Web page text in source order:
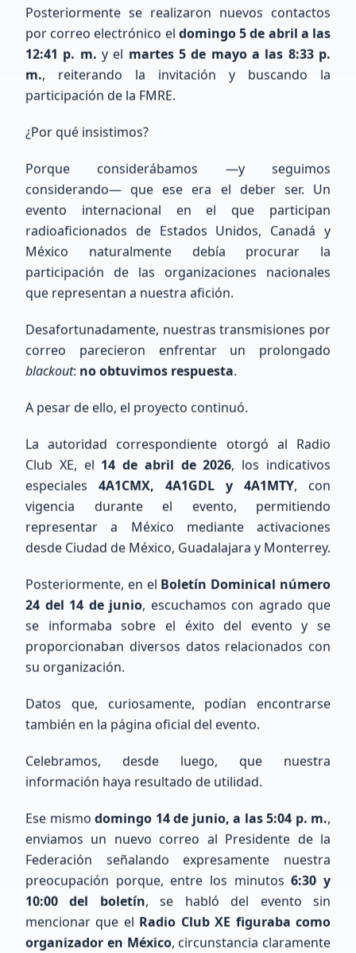
Recientes
Conoce a los entusiastas que se han unido a
nuestra red de radioaficionados a nivel nacional
e internacional.
174 miembros totales 0ubicados
174sin ubicación precisa
Ver Directorio
Mapa de Estaciones
Cargando mapa de ubicaciones...
Últimos Registros
Posteriormente se realizaron nuevos contactos
por correo electrónico el domingo 5 de abril a las
12:41 p. m. y el martes 5 de mayo a las 8:33 p.
m., reiterando la invitación y buscando la
participación de la FMRE.
¿Por qué insistimos?
Porque considerábamos —y seguimos
considerando— que ese era el deber ser. Un
evento internacional en el que participan
radioaficionados de Estados Unidos, Canadá y
México naturalmente debía procurar la
participación de las organizaciones nacionales
que representan a nuestra afición.
Desafortunadamente, nuestras transmisiones por
correo parecieron enfrentar un prolongado
blackout: no obtuvimos respuesta.
A pesar de ello, el proyecto continuó.
La autoridad correspondiente otorgó al Radio
Club XE, el 14 de abril de 2026, los indicativos
especiales 4A1CMX, 4A1GDL y 4A1MTY, con
vigencia durante el evento, permitiendo
representar a México mediante activaciones
desde Ciudad de México, Guadalajara y Monterrey.
Posteriormente, en el Boletín Dominical número
24 del 14 de junio, escuchamos con agrado que
se informaba sobre el éxito del evento y se
proporcionaban diversos datos relacionados con
su organización.
Datos que, curiosamente, podían encontrarse
también en la página oficial del evento.
Celebramos, desde luego, que nuestra
información haya resultado de utilidad.
Ese mismo domingo 14 de junio, a las 5:04 p. m.,
enviamos un nuevo correo al Presidente de la
Federación señalando expresamente nuestra
preocupación porque, entre los minutos6:30 y
10:00 del boletín, se habló del evento sin
mencionar que el Radio Club XE figuraba como
organizador en México, circunstancia claramente